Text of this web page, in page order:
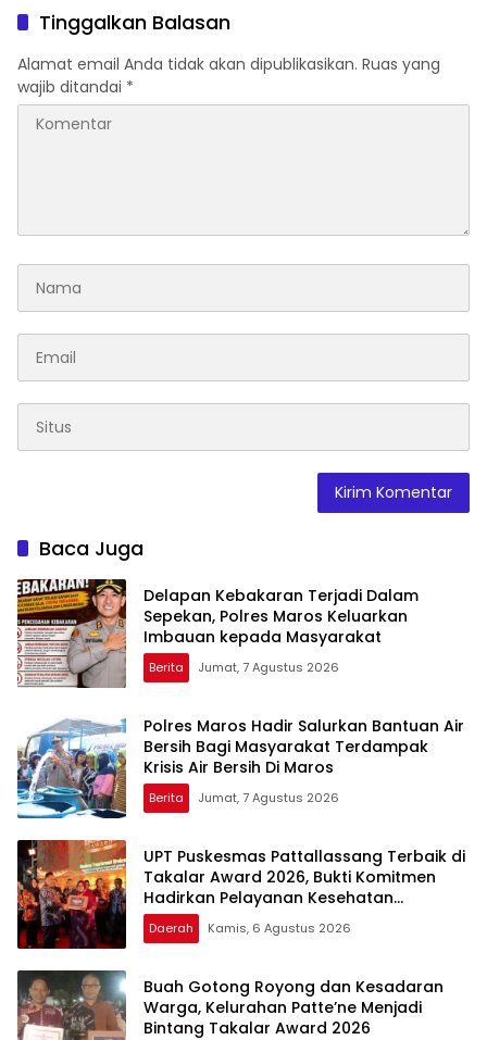
Takalar Menyalakan
Lentera Pengabdian
Melalui Malam Apresiasi
dan Inovasi Award 2026
Berprestasi
Tinggalkan Balasan
Alamat email Anda tidak akan dipublikasikan. Ruas yang
wajib ditandai *
Baca Juga
Delapan Kebakaran Terjadi Dalam
Sepekan, Polres Maros Keluarkan
Imbauan kepada Masyarakat
Berita Jumat, 7 Agustus 2026
Polres Maros Hadir Salurkan Bantuan Air
Bersih Bagi Masyarakat Terdampak
Krisis Air Bersih Di Maros
Berita Jumat, 7 Agustus 2026
UPT Puskesmas Pattallassang Terbaik di
Takalar Award 2026, Bukti Komitmen
Hadirkan Pelayanan Kesehatan
Berkualitas
Daerah Kamis, 6 Agustus 2026
Buah Gotong Royong dan Kesadaran
Warga, Kelurahan Patte’ne Menjadi
Bintang Takalar Award 2026